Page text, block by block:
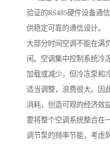
验证的RS485硬件设备通
供稳定可靠的通信设计。
大部分时间空调不能在满
闲。空调集中控制系统冷
加载或减少，但冷冻泵和
适当调整，浪费很大。因
消耗，创造可观的经济效
要将整个空调系统整合在
调节泵的频率节能，考虑